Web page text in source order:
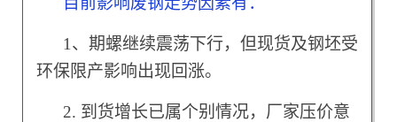
1、期螺继续震荡下行，但现货及钢坯受
环保限产影响出现回涨。
2. 到货增长已属个别情况，厂家压价意